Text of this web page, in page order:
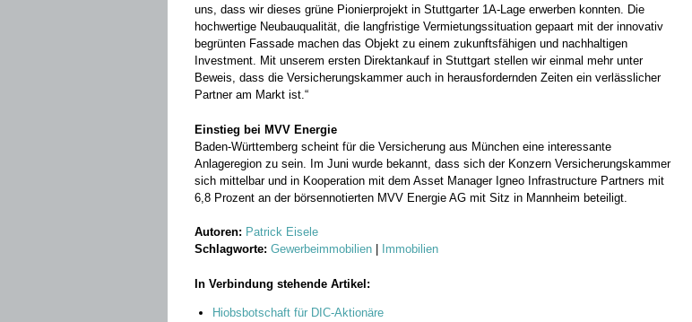
uns, dass wir dieses grüne Pionierprojekt in Stuttgarter 1A-Lage erwerben konnten. Die
hochwertige Neubauqualität, die langfristige Vermietungssituation gepaart mit der innovativ
begrünten Fassade machen das Objekt zu einem zukunftsfähigen und nachhaltigen
Investment. Mit unserem ersten Direktankauf in Stuttgart stellen wir einmal mehr unter
Beweis, dass die Versicherungskammer auch in herausfordernden Zeiten ein verlässlicher
Partner am Markt ist.“
Einstieg bei MVV Energie
Baden-Württemberg scheint für die Versicherung aus München eine interessante
Anlageregion zu sein. Im Juni wurde bekannt, dass sich der Konzern Versicherungskammer
sich mittelbar und in Kooperation mit dem Asset Manager Igneo Infrastructure Partners mit
6,8 Prozent an der börsennotierten MVV Energie AG mit Sitz in Mannheim beteiligt.
Autoren: Patrick Eisele
Schlagworte: Gewerbeimmobilien Immobilien
In Verbindung stehende Artikel:
Hiobsbotschaft für DIC-Aktionäre